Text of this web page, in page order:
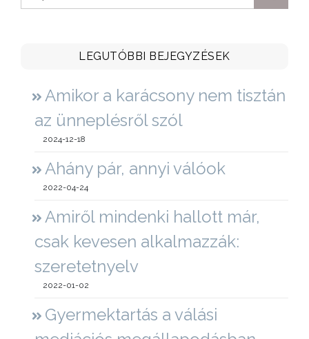
LEGUTÓBBI BEJEGYZÉSEK
Amikor a karácsony nem tisztán
az ünneplésről szól
2024-12-18
Ahány pár, annyi válóok
2022-04-24
Amiről mindenki hallott már,
csak kevesen alkalmazzák:
szeretetnyelv
2022-01-02
Gyermektartás a válási